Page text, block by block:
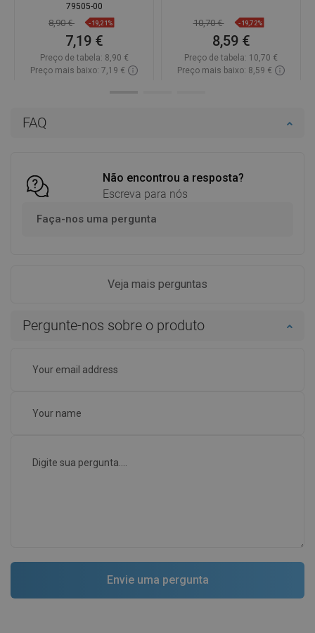
FAQ
Não encontrou a resposta?
Escreva para nós
Faça-nos uma pergunta
Veja mais perguntas
Pergunte-nos sobre o produto
79505-00
8,90 € -19,21%
7,19 €
Preço de tabela: 8,90 €
Preço mais baixo: 7,19 €
10,70 € -19,72%
8,59 €
Preço de tabela: 10,70 €
Preço mais baixo: 8,59 €